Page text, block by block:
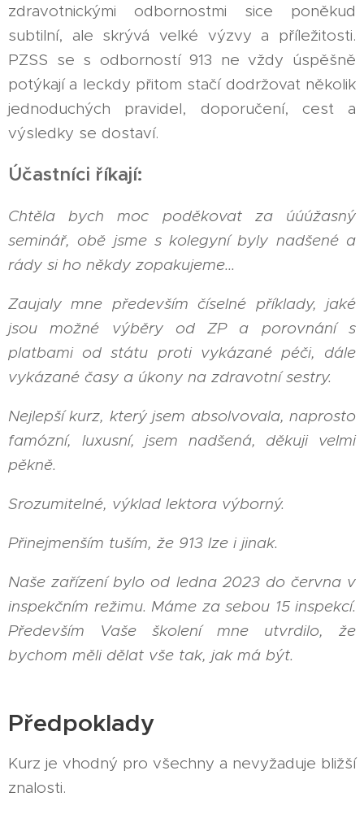
zdravotnickými odbornostmi sice poněkud
subtilní, ale skrývá velké výzvy a příležitosti.
PZSS se s odborností 913 ne vždy úspěšně
potýkají a leckdy přitom stačí dodržovat několik
jednoduchých pravidel, doporučení, cest a
výsledky se dostaví.
Účastníci říkají:
Chtěla bych moc poděkovat za úúúžasný
seminář, obě jsme s kolegyní byly nadšené a
rády si ho někdy zopakujeme...
Zaujaly mne především číselné příklady, jaké
jsou možné výběry od ZP a porovnání s
platbami od státu proti vykázané péči, dále
vykázané časy a úkony na zdravotní sestry.
Nejlepší kurz, který jsem absolvovala, naprosto
famózní, luxusní, jsem nadšená, děkuji velmi
pěkně.
Srozumitelné, výklad lektora výborný.
Přinejmenším tuším, že 913 lze i jinak.
Naše zařízení bylo od ledna 2023 do června v
inspekčním režimu. Máme za sebou 15 inspekcí.
Především Vaše školení mne utvrdilo, že
bychom měli dělat vše tak, jak má být.
Předpoklady
Kurz je vhodný pro všechny a nevyžaduje bližší
znalosti.